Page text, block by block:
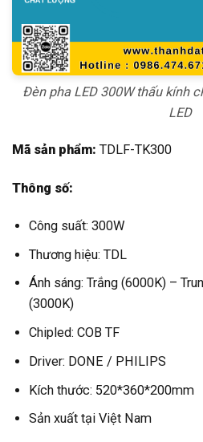
Đèn pha LED 300W thấu kính
LED
Mã sản phẩm: TDLF-TK300
Thông số:
Công suất: 300W
Thương hiệu: TDL
Ánh sáng: Trắng (6000K) –
(3000K)
Chipled: COB TF
Driver: DONE / PHILIPS
Kích thước: 520*360*200mm
Sản xuất tại Việt Nam